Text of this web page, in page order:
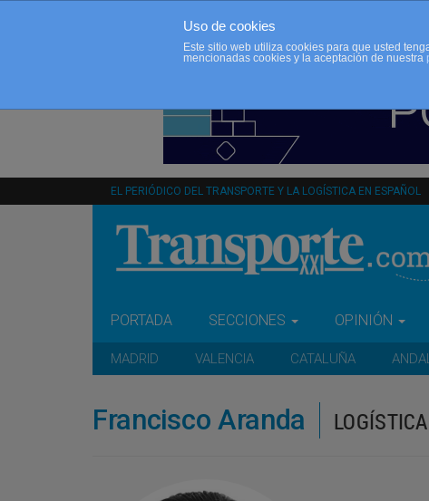
EL PERIÓDICO DEL TRANSPORTE Y LA LOGÍSTICA EN ESPAÑOL
PORTADA SECCIONES OPINIÓN
MADRID VALENCIA CATALUÑA
Francisco Aranda
Uso de cookies
Este sitio web utiliza cookies para que usted
mencionadas cookies y la aceptación de nuestra